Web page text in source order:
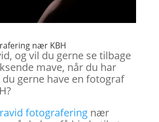
nær KBH
og vil du gerne se tilbage
mave, når du har
gerne have en fotograf
fotograferingnær